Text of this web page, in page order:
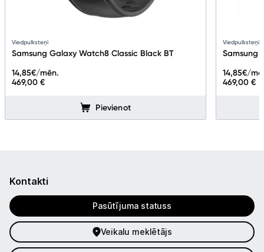
Viedpulksteņi
Samsung Galaxy Watch8 Classic Black BT
469,00 €
14,85€/mēn.
Pievienot
Viedpulksteņi
Samsung
469,00 €
14,85€/
Kontakti
Pasūtījuma statuss
Veikalu meklētājs